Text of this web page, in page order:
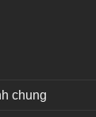
chung